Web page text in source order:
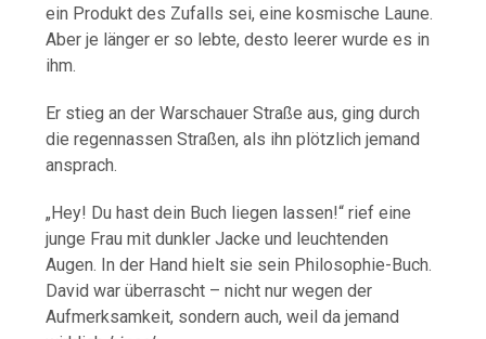
ein Produktdes Zufalls sei,eine kosmische Laune.
Aberje längerer so lebte,desto leererwurdees in
ihm.
Er stieganderWarschauerStraßeaus,gingdurch
dieregennassenStraßen,als ihnplötzlichjemand
ansprach.
„ Hey! Du hastdein Buch liegen lassen!“riefeine
junge FraumitdunklerJackeund leuchtenden
Augen. Inder Hand hielt sie sein Philosophie- Buch.
Davidwarüberrascht –nichtnurwegender
Aufmerksamkeit, sondernauch,weildajemand